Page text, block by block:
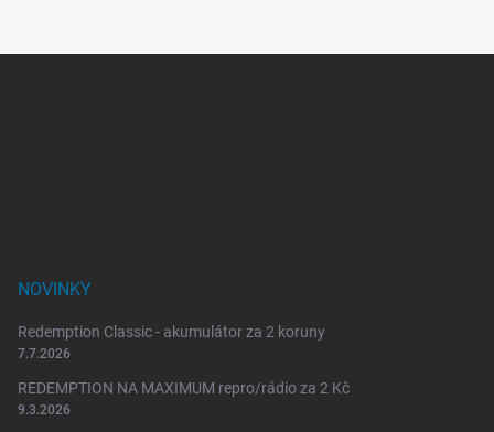
NOVINKY
Redemption Classic - akumulátor za 2 koruny
7.7.2026
REDEMPTION NA MAXIMUM repro/rádio za 2 Kč
9.3.2026